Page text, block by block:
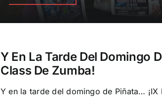
Y En La Tarde Del Domingo
Class De Zumba!
Y en la tarde del domingo de Piñata… ¡IX